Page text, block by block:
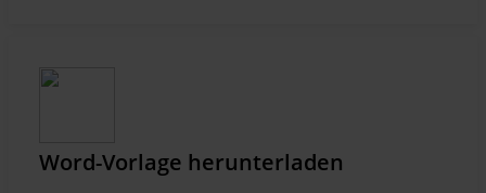
Word-Vorlage herunterladen